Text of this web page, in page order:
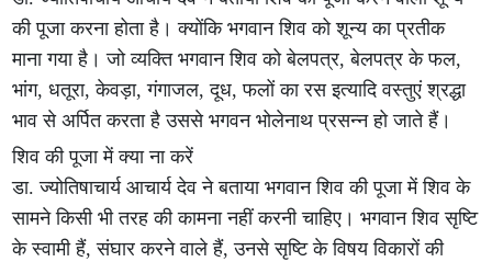
की पूजा करना होता है। क्योंकि भगवान शिव को शून्य का प्रतीक
माना गया है। जो व्यक्ति भगवान शिव को बेलपत्र, बेलपत्र के फल,
भांग, धतूरा, केवड़ा, गंगाजल, दूध, फलों का रस इत्यादि वस्तुएं श्रद्धा
भाव से अर्पित करता है उससे भगवन भोलेनाथ प्रसन्न हो जाते हैं।
शिव की पूजा में क्या ना करें
डा. ज्योतिषाचार्य आचार्य देव ने बताया भगवान शिव की पूजा में शिव के
सामने किसी भी तरह की कामना नहीं करनी चाहिए। भगवान शिव सृष्टि
के स्वामी हैं, संघार करने वाले हैं, उनसे सृष्टि के विषय विकारों की